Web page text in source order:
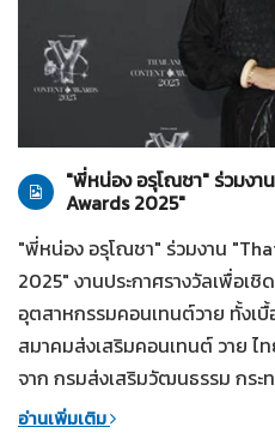
28-07-2569
"พี่หน่อง อรุโณชา" ร่วมง
Awards 2025"
"พี่หน่อง อรุโณชา" ร่วมงาน
2025" งานประกาศรางวัลเพื่อเ
อุตสาหกรรมคอนเทนต์วาย ทั้งเ
สมาคมส่งเสริมคอนเทนต์ วาย ไ
จาก กรมส่งเสริมวัฒนธรรม กระ
อ่านเพิ่มเติม